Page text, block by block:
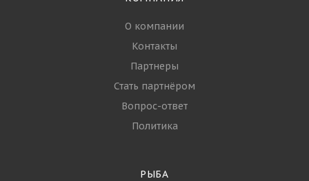
О компании
Контакты
Партнеры
Стать партнёром
Вопрос-ответ
Политика
РЫБА